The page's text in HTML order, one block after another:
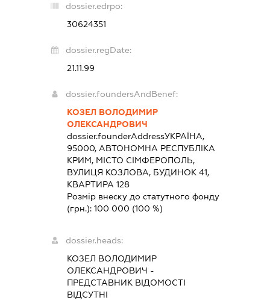
dossier.edrpo:
30624351
dossier.regDate:
21.11.99
dossier.foundersAndBenef:
КОЗЕЛ ВОЛОДИМИР
ОЛЕКСАНДРОВИЧ
dossier.founderAddressУКРАЇНА,
95000, АВТОНОМНА РЕСПУБЛІКА
КРИМ, МІСТО СІМФЕРОПОЛЬ,
ВУЛИЦЯ КОЗЛОВА, БУДИНОК 41,
КВАРТИРА 128
Розмір внеску до статутного фонду
(грн.):100 000 (100 %)
dossier.heads:
КОЗЕЛ ВОЛОДИМИР
ОЛЕКСАНДРОВИЧ -
ПРЕДСТАВНИК ВІДОМОСТІ
ВІДСУТНІ